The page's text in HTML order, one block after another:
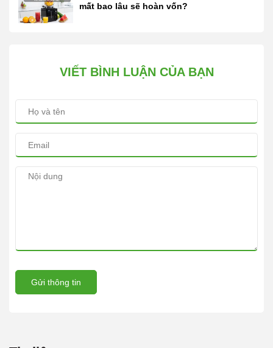
mất bao lâu sẽ hoàn vốn?
VIẾT BÌNH LUẬN CỦA BẠN
Gửi thông tin